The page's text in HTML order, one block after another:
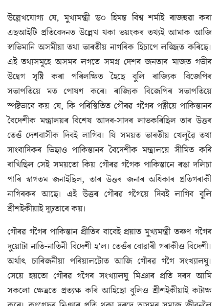
উল্লেখযোগ্য যে, মুখ্যমন্ত্রী ড০ হিমন্ত বিশ্ব শর্মাই ৰাজহুৱা কৰা
এছআইটি প্রতিবেদনত উল্লেখ থকা ভয়ংকৰ তথ্যই আমাক আজি
স্বাভিমানি অসমীয়া তথা ভাৰতীয় নাগৰিক হিচাপে লজ্জিত কৰিছে।
এই তথ্যসমূহে অসমৰ লগতে সমগ্র দেশৰ জনতাৰ মাজত গভীৰ
উদ্বেগ সৃষ্টি কৰা পৰিলক্ষিত হৈছে বুলি ৰাজ্যিক বিজেপিৰ
সভাপতিয়ে মত পোষণ কৰে। ৰাজ্যিক বিজেপিৰ সভাপতিয়ে
স্পষ্টভাবে কয় যে, কি পৰিস্থিতিত গৌৰৱ গগৈৰ পত্নীয়ে পাকিস্তানৰ
বৈদেশীক মন্ত্রালয়ৰ বিশেষ আদৰ-সাদৰ লাভকৰিছিল তাৰ উত্তৰ
তেওঁ দেশবাসীক দিবই লাগিব। যি সময়ত ভাৰতীয় খেলুৱৈ তথা
সাংবাদিকৰ ভিছাও পাকিস্তানৰ বৈদেশীক মন্ত্রালয়ে সীমিত কৰি
ৰাখিছিল সেই সময়তো কিয় গৌৰৱ গগৈক পাকিস্তানে ৰঙা দলিচা
পাৰি স্বাগতম জনাইছিল, তাৰ উত্তৰ জনাৰ অধিকাৰ প্ৰতিগৰাকী
নাগিৰকৰ আছে। এই উত্তৰ গৌৰৱ গগৈয়ে দিবই লাগিব বুলি
শ্রীশইকীয়াই দৃঢ়তাৰে কয়।
গৌৰৱ গগৈৰ পাকিস্তান প্রীতিৰ বাবেই প্রয়াত মুখ্যমন্ত্রী তৰুণ গগৈৰ
দুয়োটা নাতি-নাতিনী বিদেশী হ’ল। তেওঁৰ বোৱাৰী গৰাকীও বিদেশী।
অর্থাৎ চাৰিজনীয়া পৰিয়ালটোত আজি গৌৰৱ গগৈ সংখ্যালঘু।
সেয়ে হয়তো গৌৰৱ গগৈৰ সংখ্যালঘু মিঞাৰ প্ৰতি দৰদ আমি
সকলো ক্ষেত্ৰতে প্রত্যক্ষ কৰি আহিছো বুলিও শ্রীশইকীয়াই কটাক্ষ